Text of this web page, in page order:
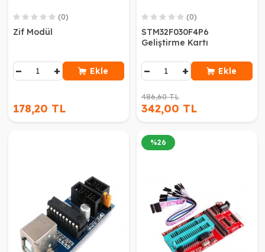
(0)
Zif Modül
− + Ekle
178,20 TL
(0)
STM32F030F4P6
Geliştirme Kartı
− + Ekle
486,60 TL
342,00 TL
%26